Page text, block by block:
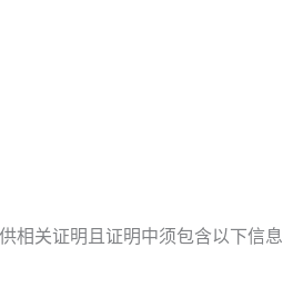
相关证明且证明中须包含以下信